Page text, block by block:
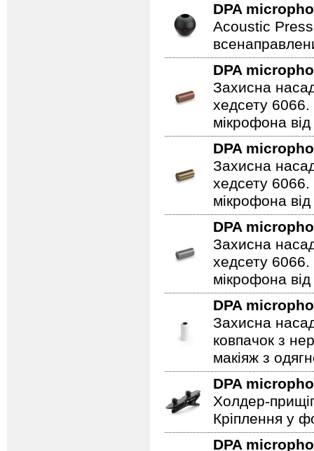
DPA
Acoustic
DPA
Захисна
хедсету 6066.
мікрофона
DPA
Захисна
хедсету 6066.
мікрофона
DPA
Захисна
хедсету 6066.
мікрофона
DPA
Захисна
ковпачок з
макіяж з
DPA
Холдер-
Кріплення у
DPA